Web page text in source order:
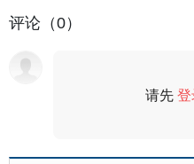
评论（0）
请先